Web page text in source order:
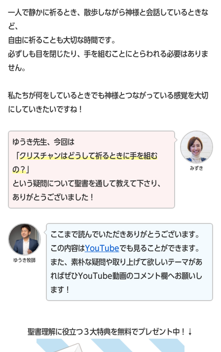
一人で静かに祈るとき、散歩しながら神様と会話しているときな
ど、
自由に祈ることも大切な時間です。
必ずしも目を閉じたり、手を組むことにとらわれる必要はありま
せん。
私たちが何をしているときでも神様とつながっている感覚を大切
にしていきたいですね！
みずき
ゆうき先生、今回は
クリスチャンはどうして祈るときに手を組む
の？
という疑問について聖書を通して教えて下さり、
ありがとうございました！
ゆうき牧師
ここまで読んでいただきありがとうございます。
この内容はYouTubeでも見ることができます。
また、素朴な疑問や取り上げて欲しいテーマがあ
ればぜひYouTube動画のコメント欄へお願いし
ます！
聖書理解に役立つ３大特典を無料でプレゼント中！↓